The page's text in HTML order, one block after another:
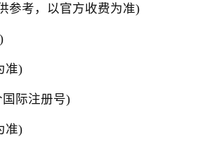
考，以官方收费为准)
准)
际注册号)
准)